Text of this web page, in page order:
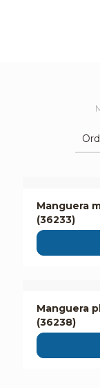
Manguera
(36233)
Manguera
(36238)